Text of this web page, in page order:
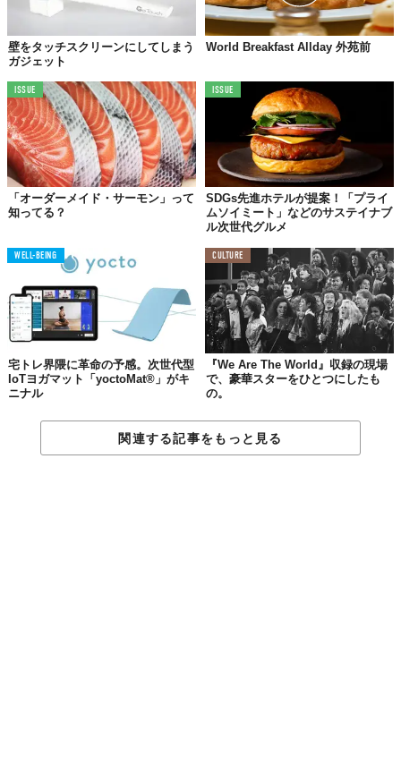
壁をタッチスクリーンにしてしまう
ガジェット
World Breakfast Allday 外苑前
ISSUE
「オーダーメイド・サーモン」って
知ってる？
ISSUE
SDGs先進ホテルが提案！「プライ
ムソイミート」などのサステイナブ
ル次世代グルメ
WELL-BEING
宅トレ界隈に革命の予感。次世代型
IoTヨガマット「yoctoMat®」がキ
ニナル
CULTURE
『We Are The World』収録の現場
で、豪華スターをひとつにしたも
の。
関連する記事をもっと見る